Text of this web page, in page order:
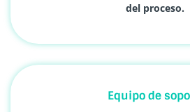
del proceso.
Equipo de